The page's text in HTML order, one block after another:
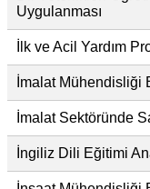
Uygulanması
İlk ve Acil Yardım
İmalat Mühendisliği
İmalat Sektöründe
İngiliz Dili Eğitimi